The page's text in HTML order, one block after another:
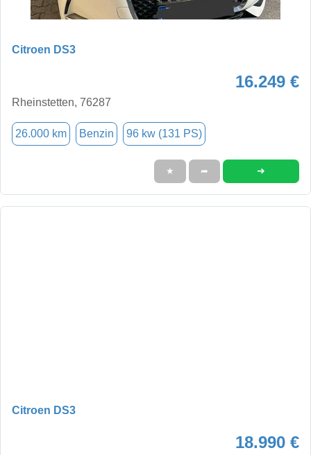
Citroen DS3
16.249 €
Rheinstetten, 76287
26.000 km Benzin 96 kw (131 PS)
★ ➦ ➜
Citroen DS3
18.990 €